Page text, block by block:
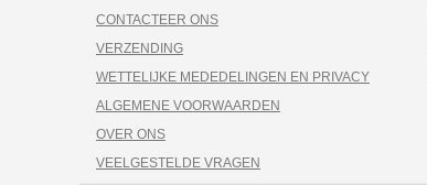
CONTACTEER ONS
VERZENDING
WETTELIJKE MEDEDELINGEN EN PRIVACY
ALGEMENE VOORWAARDEN
OVER ONS
VEELGESTELDE VRAGEN